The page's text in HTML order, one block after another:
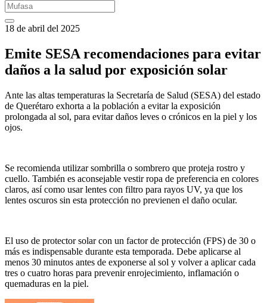
18 de abril del 2025
Emite SESA recomendaciones para evitar
daños a la salud por exposición solar
Ante las altas temperaturas la Secretaría de Salud (SESA) del estado
de Querétaro exhorta a la población a evitar la exposición
prolongada al sol, para evitar daños leves o crónicos en la piel y los
ojos.
Se recomienda utilizar sombrilla o sombrero que proteja rostro y
cuello. También es aconsejable vestir ropa de preferencia en colores
claros, así como usar lentes con filtro para rayos UV, ya que los
lentes oscuros sin esta protección no previenen el daño ocular.
El uso de protector solar con un factor de protección (FPS) de 30 o
más es indispensable durante esta temporada. Debe aplicarse al
menos 30 minutos antes de exponerse al sol y volver a aplicar cada
tres o cuatro horas para prevenir enrojecimiento, inflamación o
quemaduras en la piel.